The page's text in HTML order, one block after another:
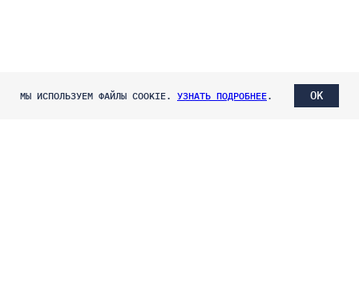
МЫ ИСПОЛЬЗУЕМ ФАЙЛЫ COOKIE. УЗНАТЬ ПОДРОБНЕЕ. OK